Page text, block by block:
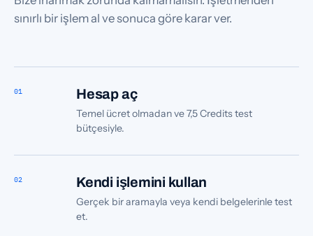
sınırlı bir işlem al ve sonuca göre karar ver.
01 Hesap aç
Temel ücret olmadan ve 7,5 Credits test
bütçesiyle.
02 Kendi işlemini kullan
Gerçek bir aramayla veya kendi belgelerinle test
et.